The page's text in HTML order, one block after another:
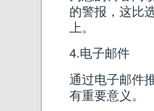
的警报，这比
上。
4.电子邮件
通过电子邮件
有重要意义。